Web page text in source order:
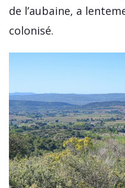
de l’aubaine, a
colonisé.